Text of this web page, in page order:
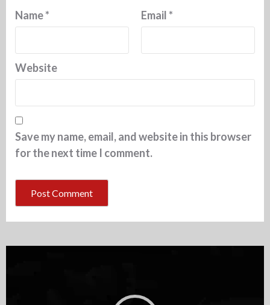
Name* Email*
Website
Save my name, email, and website in this browser
for the next time I comment.